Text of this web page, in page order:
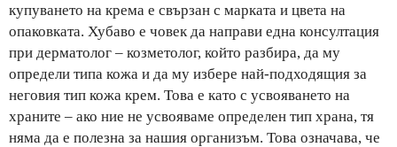
купуването на крема е свързан с марката и цвета на
опаковката. Хубаво е човек да направи една консултация
при дерматолог – козметолог, който разбира, да му
определи типа кожа и да му избере най-подходящия за
неговия тип кожа крем. Това е като с усвояването на
храните – ако ние не усвояваме определен тип храна, тя
няма да е полезна за нашия организъм. Това означава, че